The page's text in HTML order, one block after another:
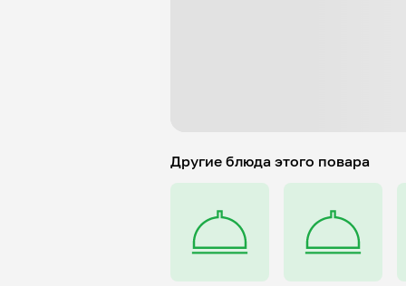
Другие блюда этого повара